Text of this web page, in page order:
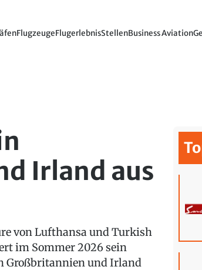
FlugzeugeFlugerlebnisStellenBusiness Aviation
Irland aus
von Lufthansa und Turkish
im Sommer 2026 sein
Großbritannien und Irland